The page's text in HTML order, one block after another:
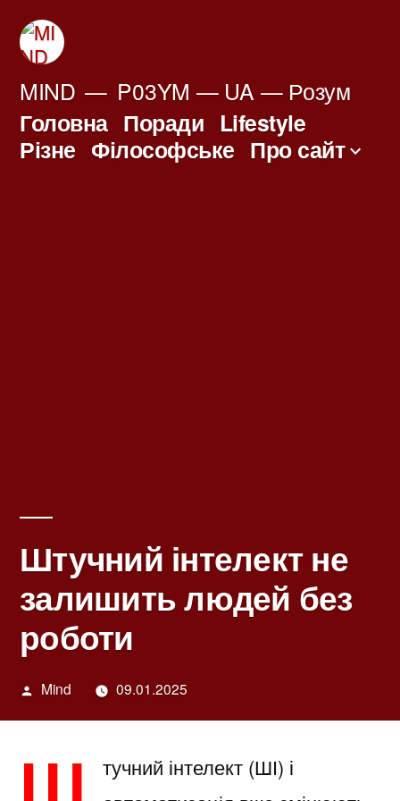
Перейти
до
вмісту
MIND P03YM — UA — Розум
Головна Поради Lifestyle
Різне Філософське Про сайт
Штучний інтелект не
залишить людей без
роботи
Написано
Mind 09.01.2025
тучний інтелект (ШІ) і